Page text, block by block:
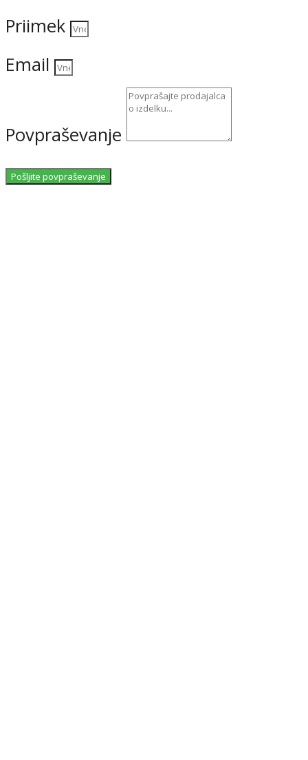
Priimek
Email
Povpraševanje
Pošljite povpraševanje